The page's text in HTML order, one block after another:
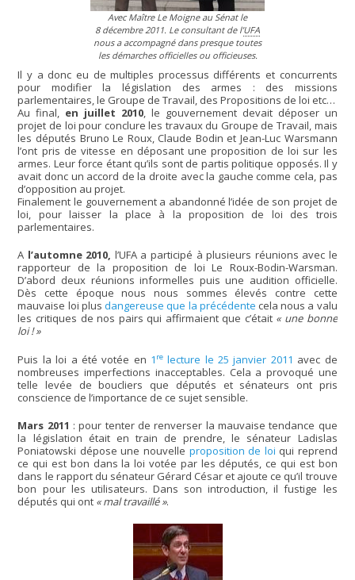
Avec Maître Le Moigne au Sénat le
8 décembre 2011. Le consultant de l’UFA
nous a accompagné dans presque toutes
les démarches officielles ou officieuses.
Il y a donc eu de multiples processus différents et concurrents
pour modifier la législation des armes : des missions
parlementaires, le Groupe de Travail, des Propositions de loi etc…
Au final, en juillet 2010, le gouvernement devait déposer un
projet de loi pour conclure les travaux du Groupe de Travail, mais
les députés Bruno Le Roux, Claude Bodin et Jean-Luc Warsmann
l’ont pris de vitesse en déposant une proposition de loi sur les
armes. Leur force étant qu’ils sont de partis politique opposés. Il y
avait donc un accord de la droite avec la gauche comme cela, pas
d’opposition au projet.
Finalement le gouvernement a abandonné l’idée de son projet de
loi, pour laisser la place à la proposition de loi des trois
parlementaires.
A l’automne 2010, l’UFA a participé à plusieurs réunions avec le
rapporteur de la proposition de loi Le Roux-Bodin-Warsman.
D’abord deux réunions informelles puis une audition officielle.
Dès cette époque nous nous sommes élevés contre cette
mauvaise loi plusdangereuse que la précédente cela nous a valu
les critiques de nos pairs qui affirmaient que c’était « une bonne
loi ! »
Puis la loi a été votée en 1 re lecture le 25 janvier 2011 avec de
nombreuses imperfections inacceptables. Cela a provoqué une
telle levée de boucliers que députés et sénateurs ont pris
conscience de l’importance de ce sujet sensible.
Mars 2011 : pour tenter de renverser la mauvaise tendance que
la législation était en train de prendre, le sénateur Ladislas
Poniatowski dépose une nouvelle proposition de loi qui reprend
ce qui est bon dans la loi votée par les députés, ce qui est bon
dans le rapport du sénateur Gérard César et ajoute ce qu’il trouve
bon pour les utilisateurs. Dans son introduction, il fustige les
députés qui ont « mal travaillé ».